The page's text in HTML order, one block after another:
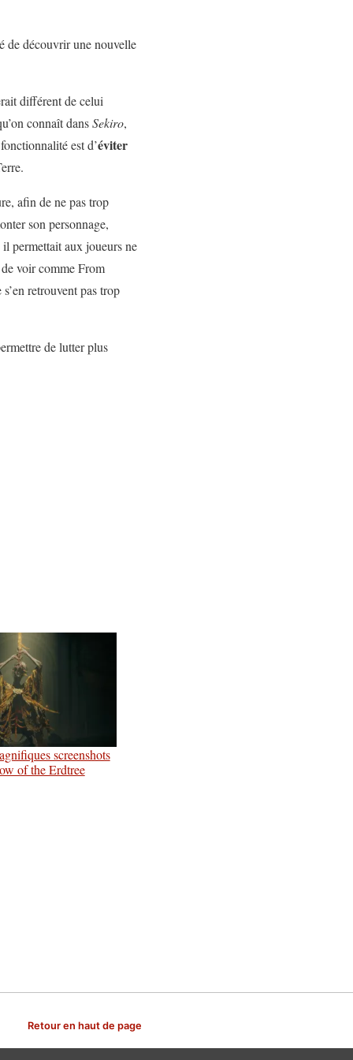
de découvrir une nouvelle
différent de celui
connaît dansSekiro,
est d’éviter
afin de ne pas trop
son personnage,
il permettait aux joueurs ne
voir comme From
retrouvent pas trop
de lutter plus
screenshots
of the Erdtree
Retour en haut de page